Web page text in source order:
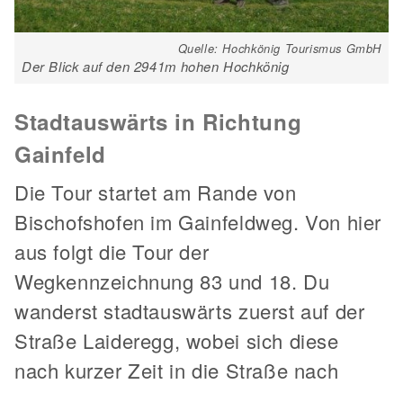
Quelle: Hochkönig Tourismus GmbH
Der Blick auf den 2941m hohen Hochkönig
Stadtauswärts in Richtung
Gainfeld
Die Tour startet am Rande von
Bischofshofen im Gainfeldweg. Von hier
aus folgt die Tour der
Wegkennzeichnung 83 und 18. Du
wanderst stadtauswärts zuerst auf der
Straße Laideregg, wobei sich diese
nach kurzer Zeit in die Straße nach